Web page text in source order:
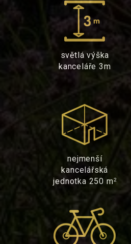
světlá výška
kanceláře 3m
nejmenší
kancelářská
jednotka 250 m2